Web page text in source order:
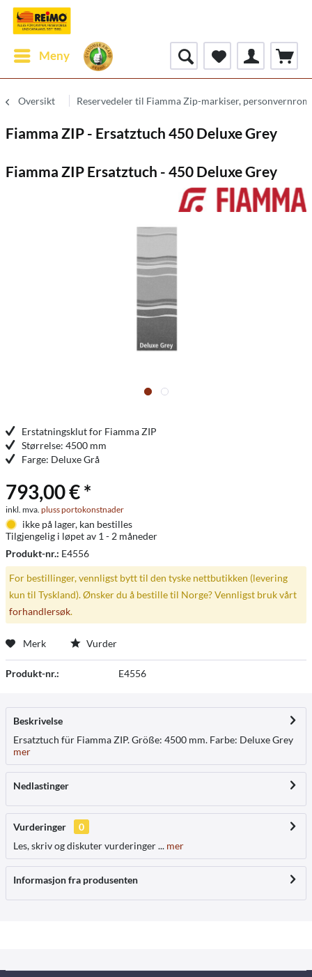
Meny
Oversikt Reservedeler til Fiamma Zip-markiser, personvernrom
Fiamma ZIP - Ersatztuch 450 Deluxe Grey
Fiamma ZIP Ersatztuch - 450 Deluxe Grey
Erstatningsklut for Fiamma ZIP
Størrelse: 4500 mm
Farge: Deluxe Grå
793,00 € *
inkl. mva. pluss portokonstnader
ikke på lager, kan bestilles
Tilgjengelig i løpet av 1 - 2 måneder
Produkt-nr.: E4556
For bestillinger, vennligst bytt til den tyske nettbutikken (levering
kun til Tyskland). Ønsker du å bestille til Norge? Vennligst bruk vårt
forhandlersøk.
Merk Vurder
Produkt-nr.: E4556
Beskrivelse
Ersatztuch für Fiamma ZIP. Größe: 4500 mm. Farbe: Deluxe Grey
mer
Nedlastinger
Vurderinger
0
Les, skriv og diskuter vurderinger ... mer
Informasjon fra produsenten